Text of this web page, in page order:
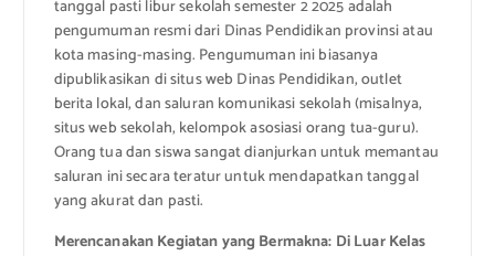
tanggal pasti libur sekolah semester 2 2025 adalah
pengumuman resmi dari Dinas Pendidikan provinsi atau
kota masing-masing. Pengumuman ini biasanya
dipublikasikan di situs web Dinas Pendidikan, outlet
berita lokal, dan saluran komunikasi sekolah (misalnya,
situs web sekolah, kelompok asosiasi orang tua-guru).
Orang tua dan siswa sangat dianjurkan untuk memantau
saluran ini secara teratur untuk mendapatkan tanggal
yang akurat dan pasti.
Merencanakan Kegiatan yang Bermakna: Di Luar Kelas